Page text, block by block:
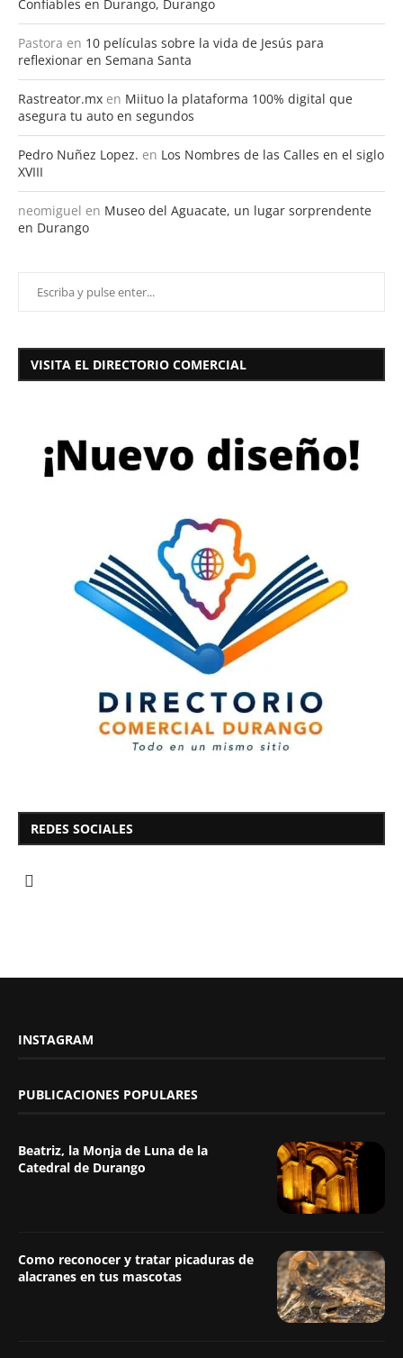
Confiables en Durango, Durango
Pastora en 10 películas sobre la vida de Jesús para
reflexionar en Semana Santa
Rastreator.mx en Miituo la plataforma 100% digital que
asegura tu auto en segundos
Pedro Nuñez Lopez. en Los Nombres de las Calles en el siglo
XVIII
neomiguel en Museo del Aguacate, un lugar sorprendente
en Durango
VISITA EL DIRECTORIO COMERCIAL
REDES SOCIALES
INSTAGRAM
PUBLICACIONES POPULARES
Beatriz, la Monja de Luna de la
Catedral de Durango
Como reconocer y tratar picaduras de
alacranes en tus mascotas